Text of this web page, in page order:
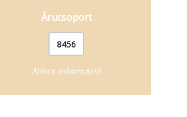
Árucsoport
8456
Nincs információ